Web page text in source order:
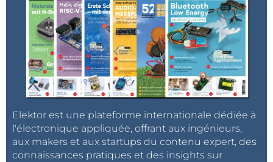
Elektor est une plateforme internationale dédiée à
l'électronique appliquée, offrant aux ingénieurs,
aux makers et aux startups du contenu expert, des
connaissances pratiques et des insights sur